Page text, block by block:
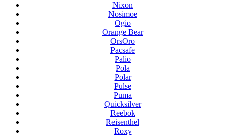
Nixon
Nosimoe
Ogio
Orange Bear
OrsOro
Pacsafe
Palio
Pola
Polar
Pulse
Puma
Quicksilver
Reebok
Reisenthel
Roxy